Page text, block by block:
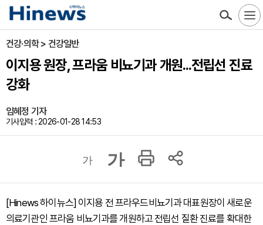
건강·의학 > 건강일반
이지용 원장, 프라움 비뇨기과 개원...전립선 진료
강화
임혜정 기자
기사입력 : 2026-01-28 14:53
가 가
[Hinews 하이뉴스] 이지용 전 프라우드비뇨기과 대표원장이 새로운
의료기관인 프라움 비뇨기과를 개원하고 전립선 질환 진료를 확대한